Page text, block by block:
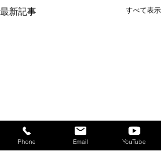
最新記事 すべて表示
Phone Email YouTube